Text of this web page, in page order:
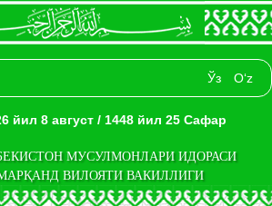
Ўз O‘z
йил 8 август / 1448 йил 25 Сафар
МУСУЛМОНЛАРИ ИДОРАСИ
ВИЛОЯТИ ВАКИЛЛИГИ